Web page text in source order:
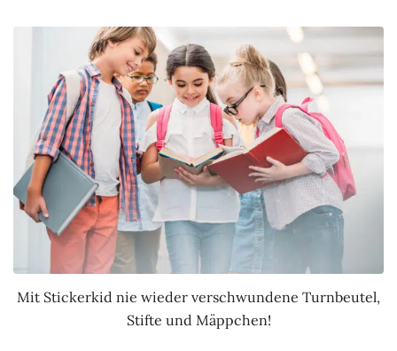
Mit Stickerkid nie wieder verschwundene Turnbeutel,
Stifte und Mäppchen!